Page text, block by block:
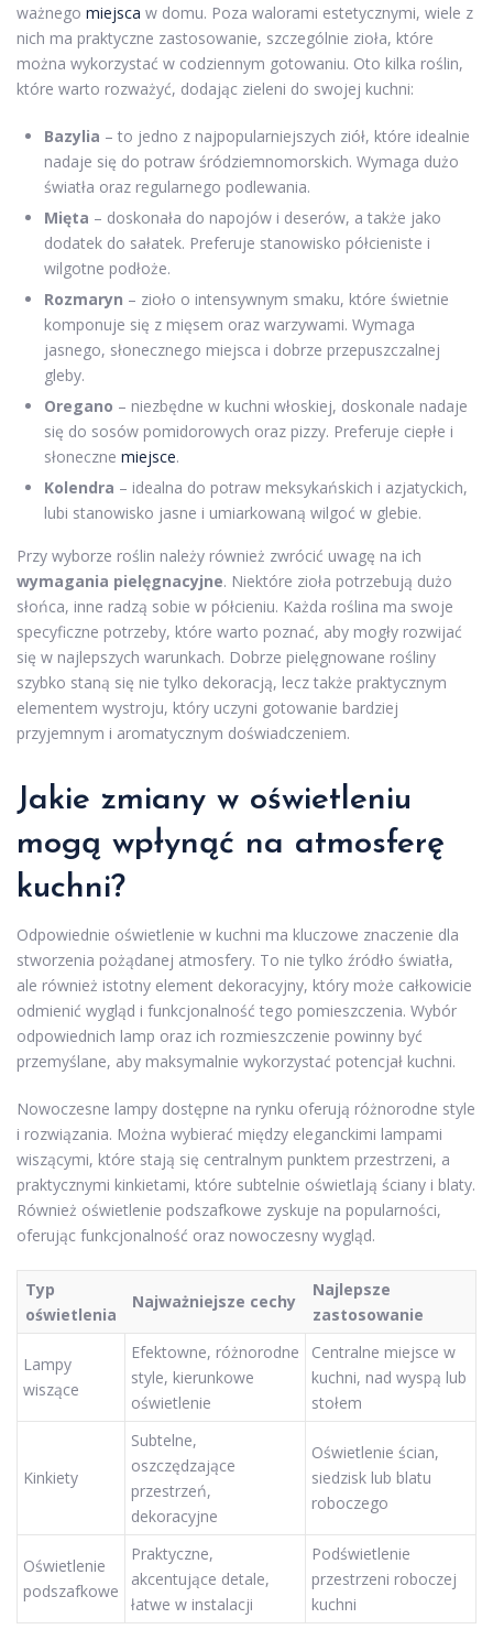
ważnego miejsca w domu. Poza walorami estetycznymi, wiele z
nich ma praktyczne zastosowanie, szczególnie zioła, które
można wykorzystać w codziennym gotowaniu. Oto kilka roślin,
które warto rozważyć, dodając zieleni do swojej kuchni:
Bazylia – to jedno z najpopularniejszych ziół, które idealnie
nadaje się do potraw śródziemnomorskich. Wymaga dużo
światła oraz regularnego podlewania.
Mięta – doskonała do napojów i deserów, a także jako
dodatek do sałatek. Preferuje stanowisko półcieniste i
wilgotne podłoże.
Rozmaryn – zioło o intensywnym smaku, które świetnie
komponuje się z mięsem oraz warzywami. Wymaga
jasnego, słonecznego miejsca i dobrze przepuszczalnej
gleby.
Oregano – niezbędne w kuchni włoskiej, doskonale nadaje
się do sosów pomidorowych oraz pizzy. Preferuje ciepłe i
słoneczne miejsce.
Kolendra – idealna do potraw meksykańskich i azjatyckich,
lubi stanowisko jasne i umiarkowaną wilgoć w glebie.
Przy wyborze roślin należy również zwrócić uwagę na ich
wymagania pielęgnacyjne. Niektóre zioła potrzebują dużo
słońca, inne radzą sobie w półcieniu. Każda roślina ma swoje
specyficzne potrzeby, które warto poznać, aby mogły rozwijać
się w najlepszych warunkach. Dobrze pielęgnowane rośliny
szybko staną się nie tylko dekoracją, lecz także praktycznym
elementem wystroju, który uczyni gotowanie bardziej
przyjemnym i aromatycznym doświadczeniem.
Jakie zmiany w oświetleniu
mogą wpłynąć na atmosferę
kuchni?
Odpowiednie oświetlenie w kuchni ma kluczowe znaczenie dla
stworzenia pożądanej atmosfery. To nie tylko źródło światła,
ale również istotny element dekoracyjny, który może całkowicie
odmienić wygląd i funkcjonalność tego pomieszczenia. Wybór
odpowiednich lamp oraz ich rozmieszczenie powinny być
przemyślane, aby maksymalnie wykorzystać potencjał kuchni.
Nowoczesne lampy dostępne na rynku oferują różnorodne style
i rozwiązania. Można wybierać między eleganckimi lampami
wiszącymi, które stają się centralnym punktem przestrzeni, a
praktycznymi kinkietami, które subtelnie oświetlają ściany i blaty.
Również oświetlenie podszafkowe zyskuje na popularności,
oferując funkcjonalność oraz nowoczesny wygląd.
Typ
oświetlenia
Najważniejsze cechy
Najlepsze
zastosowanie
Lampy
wiszące
Efektowne, różnorodne
style, kierunkowe
oświetlenie
Centralne miejsce w
kuchni, nad wyspą lub
stołem
Kinkiety
Subtelne,
oszczędzające
przestrzeń,
dekoracyjne
Oświetlenie ścian,
siedzisk lub blatu
roboczego
Oświetlenie
podszafkowe
Praktyczne,
akcentujące detale,
łatwe w instalacji
Podświetlenie
przestrzeni roboczej
kuchni